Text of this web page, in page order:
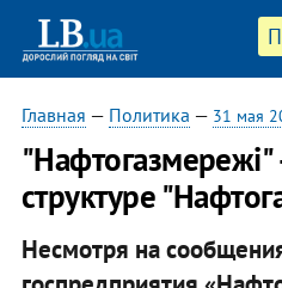
Главная — Политика — 31 мая
структуре
Несмотря на